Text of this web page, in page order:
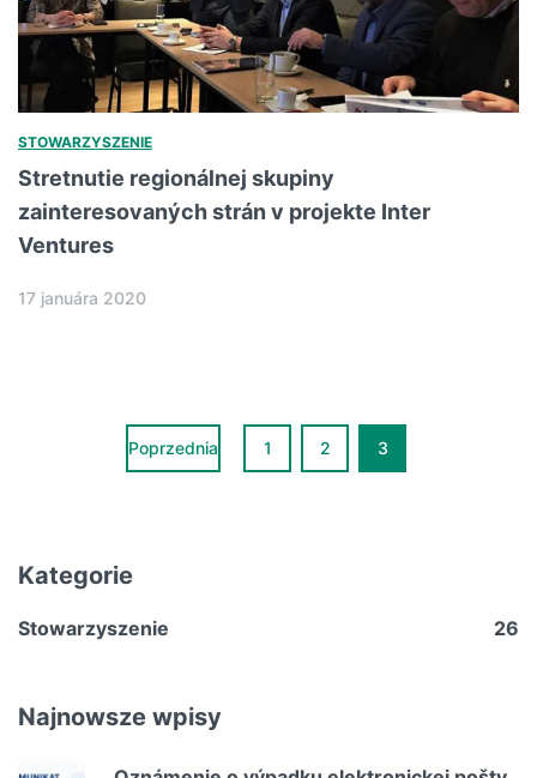
STOWARZYSZENIE
Stretnutie regionálnej skupiny
zainteresovaných strán v projekte Inter
Ventures
17 januára 2020
Poprzednia 1 2 3
Kategorie
Stowarzyszenie 26
Najnowsze wpisy